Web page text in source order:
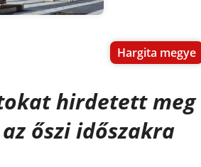
Hargita megye
hirdetett meg
őszi időszakra